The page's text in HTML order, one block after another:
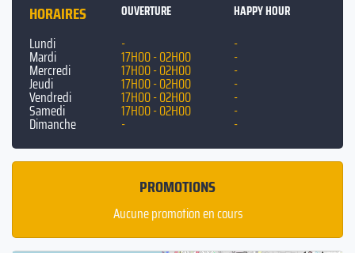
HORAIRES OUVERTURE HAPPY HOUR
Lundi - -
Mardi 17H00 - 02H00 -
Mercredi 17H00 - 02H00 -
Jeudi 17H00 - 02H00 -
Vendredi 17H00 - 02H00 -
Samedi 17H00 - 02H00 -
Dimanche - -
PROMOTIONS
Aucune promotion en cours